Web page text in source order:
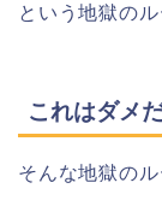
という地獄の
これはダメ
そんな地獄の